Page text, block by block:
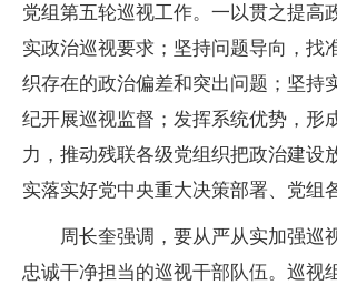
党组第五轮巡视工作。一以贯之提高
实政治巡视要求；坚持问题导向，找
织存在的政治偏差和突出问题；坚持
纪开展巡视监督；发挥系统优势，形
力，推动残联各级党组织把政治建设
实落实好党中央重大决策部署、党组
周长奎强调，要从严从实加强巡
忠诚干净担当的巡视干部队伍。巡视